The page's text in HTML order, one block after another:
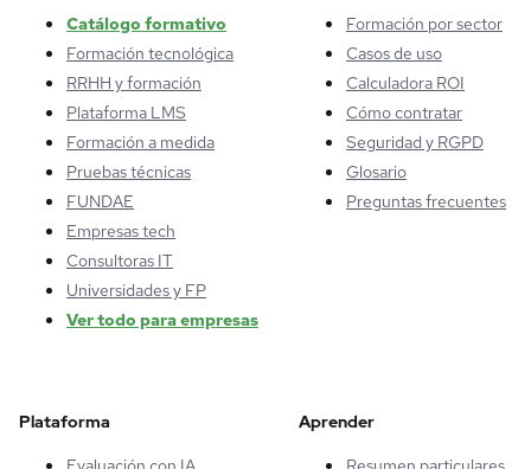
Catálogo formativo
Formación tecnológica
RRHH y formación
Plataforma LMS
Formación a medida
Pruebas técnicas
FUNDAE
Empresas tech
Consultoras IT
Universidades y FP
Ver todo para empresas
Formación por sector
Casos de uso
Calculadora ROI
Cómo contratar
Seguridad y RGPD
Glosario
Preguntas frecuentes
Plataforma Aprender